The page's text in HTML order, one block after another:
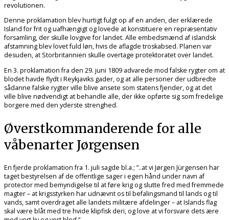
revolutionen.
Denne proklamation blev hurtigt fulgt op af en anden, der erklærede
Island for frit og uafhængigt og lovede at konstituere en repræsentativ
forsamling, der skulle lovgive for landet. Alle embedsmænd af islandsk
afstamning blev lovet fuld løn, hvis de aflagde troskabsed. Planen var
desuden, at Storbritannien skulle overtage protektoratet over landet.
En 3. proklamation fra den 29. juni 1809 advarede mod falske rygter om at
blodet havde flydt i Reykjaviks gader, og at alle personer der udbredte
sådanne falske rygter ville blive ansete som statens fjender, og at det
ville blive nødvendigt at behandle alle, der ikke opførte sig som fredelige
borgere med den yderste strenghed.
Øverstkommanderende for alle
våbenarter Jørgensen
En fjerde proklamation fra 1. juli sagde bl.a.; ”..at vi Jørgen Jürgensen har
taget bestyrelsen af de offentlige sager i egen hånd under navn af
protector med bemyndigelse til at føre krig og slutte fred med fremmede
magter – at krigsstyrken har udnævnt os til befalingsmand til lands og til
vands, samt overdraget alle landets militære afdelinger – at Islands flag
skal være blåt med tre hvide klipfisk deri, og love at vi forsvare dets ære